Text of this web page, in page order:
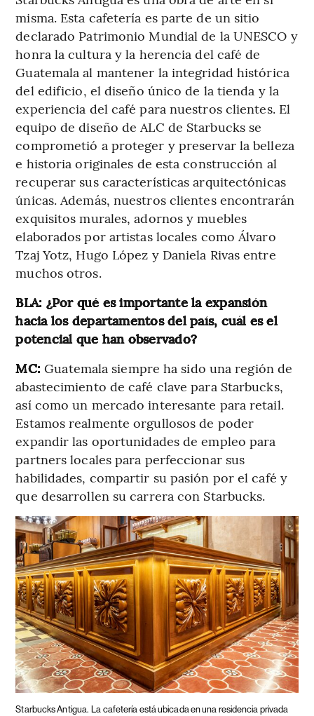
misma. Esta cafetería es parte de un sitio
declarado Patrimonio Mundial de la UNESCO y
honra la cultura y la herencia del café de
Guatemala al mantener la integridad histórica
del edificio, el diseño único de la tienda y la
experiencia del café para nuestros clientes. El
equipo de diseño de ALC de Starbucks se
comprometió a proteger y preservar la belleza
e historia originales de esta construcción al
recuperar sus características arquitectónicas
únicas. Además, nuestros clientes encontrarán
exquisitos murales, adornos y muebles
elaborados por artistas locales como Álvaro
Tzaj Yotz, Hugo López y Daniela Rivas entre
muchos otros.
BLA: ¿Por qué es importante la expansión
hacia los departamentos del país, cuál es el
potencial que han observado?
MC: Guatemala siempre ha sido una región de
abastecimiento de café clave para Starbucks,
así como un mercado interesante para retail.
Estamos realmente orgullosos de poder
expandir las oportunidades de empleo para
partners locales para perfeccionar sus
habilidades, compartir su pasión por el café y
que desarrollen su carrera con Starbucks.
Starbucks Antigua. La cafetería está ubicada en una residencia privada